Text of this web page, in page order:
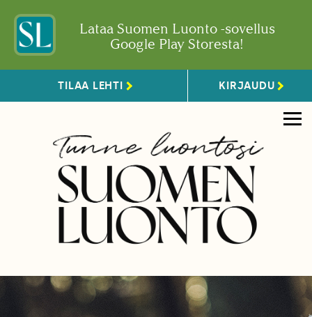
Lataa Suomen Luonto -sovellus
Google Play Storesta!
TILAA LEHTI KIRJAUDU